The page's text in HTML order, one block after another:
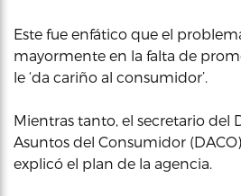
Este fue enfático que el
mayormente en la falta de
le ‘da cariño al consumidor’.
Mientras tanto, el secretario del
Asuntos del Consumidor
explicó el plan de la agencia.